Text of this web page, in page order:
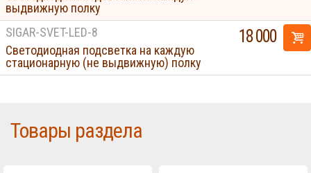
выдвижную полку
SIGAR-SVET-LED-8
Светодиодная подсветка на каждую
стационарную (не выдвижную) полку
18 000
Товары раздела